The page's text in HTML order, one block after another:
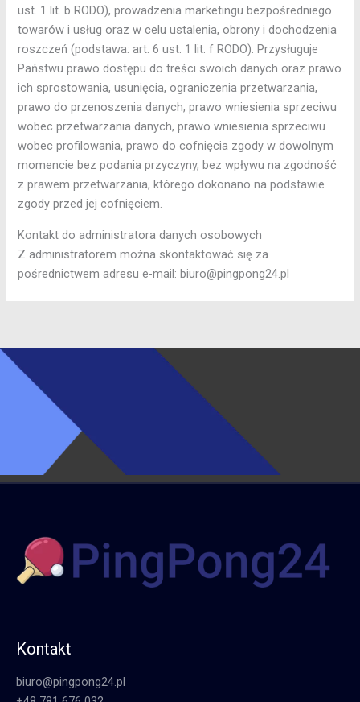
ust. 1 lit. b RODO), prowadzenia marketingu bezpośredniego
towarów i usług oraz w celu ustalenia, obrony i dochodzenia
roszczeń (podstawa: art. 6 ust. 1 lit. f RODO). Przysługuje
Państwu prawo dostępu do treści swoich danych oraz prawo
ich sprostowania, usunięcia, ograniczenia przetwarzania,
prawo do przenoszenia danych, prawo wniesienia sprzeciwu
wobec przetwarzania danych, prawo wniesienia sprzeciwu
wobec profilowania, prawo do cofnięcia zgody w dowolnym
momencie bez podania przyczyny, bez wpływu na zgodność
z prawem przetwarzania, którego dokonano na podstawie
zgody przed jej cofnięciem.
Kontakt do administratora danych osobowych
Z administratorem można skontaktować się za
pośrednictwem adresu e-mail: biuro@pingpong24.pl
Kontakt
biuro@pingpong24.pl